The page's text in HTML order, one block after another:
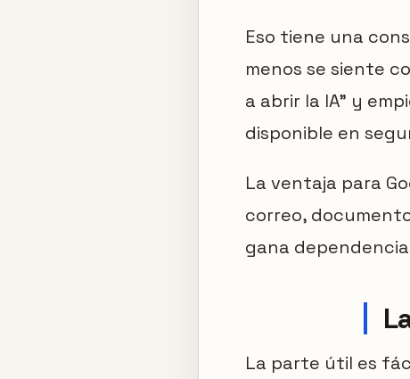
Eso tiene una
menos se siente
a abrir la IA” y
disponible en
La ventaja para
correo,
gana
La parte útil es